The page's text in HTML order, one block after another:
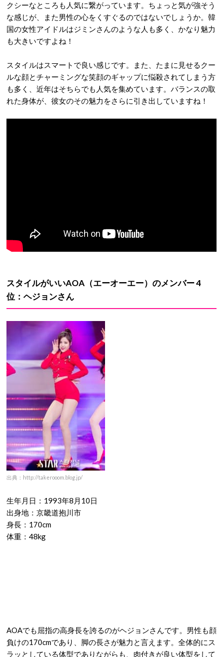
クシーなところも人気に繋がっています。ちょっと気が強そう
な感じが、また男性の心をくすぐるのではないでしょうか。韓
国の女性アイドルはジミンさんのような人も多く、かなり魅力
も大きいですよね！
スタイルはスマートで良い感じです。また、たまに見せるクー
ルな顔とチャーミングな笑顔のギャップに悩殺されてしまう方
も多く、近年はそちらでも人気を集めています。バランスの取
れた身体が、彼女のその魅力をさらに引き出していますね！
スタイルがいいAOA （エーオーエー）のメンバー4
位：ヘジョンさん
出典：http://takerooom.blog.jp/
生年月日：1993年8月10日
出身地：京畿道抱川市
身長：170cm
体重：48kg
AOAでも屈指の高身長を誇るのがヘジョンさんです。男性も顔
負けの170cmであり、脚の長さが魅力と言えます。全体的にス
ラッとしている体型でありながらも、肉付きが良い体型をして